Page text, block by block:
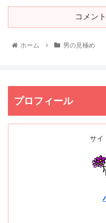
コメン
ホーム 男の見極め
プロフィール
サイ